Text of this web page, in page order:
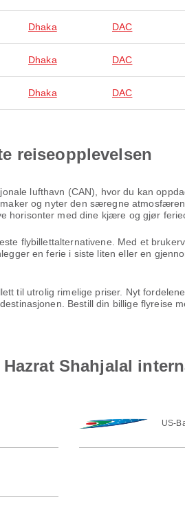
Dhaka DAC
Dhaka DAC
Dhaka DAC
reiseopplevelsen
lufthavn (CAN), hvor du kan
og nyter den særegne
horisonter med dine kjære og gjør
flybillettalternativene. Med et
en ferie i siste liten eller en
til utrolig rimelige priser. Nyt
Bestill din billige flyreise
Shahjalal
US-